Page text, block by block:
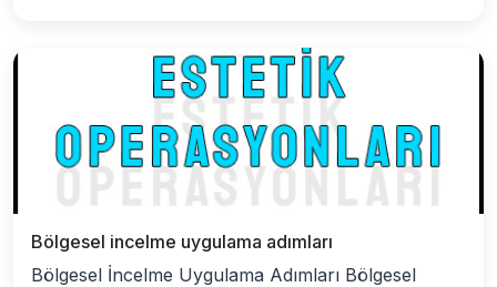
Bölgesel incelme uygulama adımları
Bölgesel İncelme Uygulama Adımları Bölgesel